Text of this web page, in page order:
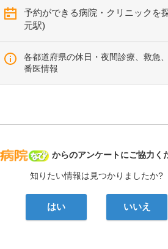
予約ができる病院・クリニックを
元駅)
各都道府県の休日・夜間診療、救急
番医情報
病院なび
からのアンケートにご協力く
知りたい情報は見つかりましたか?
はい いいえ